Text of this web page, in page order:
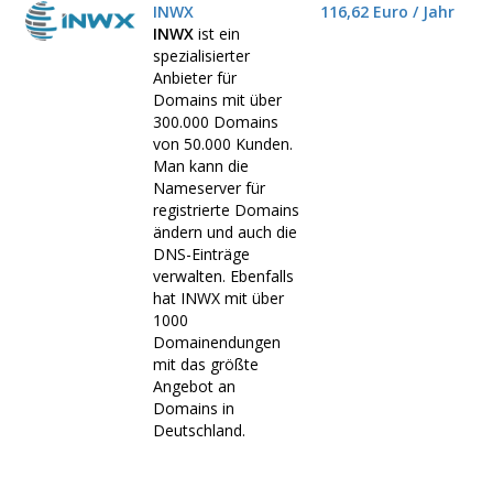
INWX
INWX ist ein
spezialisierter
Anbieter für
Domains mit über
300.000 Domains
von 50.000 Kunden.
Man kann die
Nameserver für
registrierte Domains
ändern und auch die
DNS-Einträge
verwalten. Ebenfalls
hat INWX mit über
1000
Domainendungen
mit das größte
Angebot an
Domains in
Deutschland.
116,62 Euro / Jahr